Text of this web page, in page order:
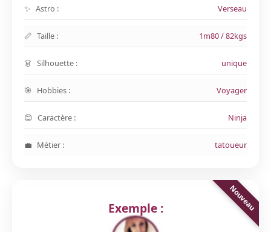
Astro : Verseau
Taille : 1m80 / 82kgs
Silhouette : unique
Hobbies : Voyager
Caractère : Ninja
Métier : tatoueur
Exemple :